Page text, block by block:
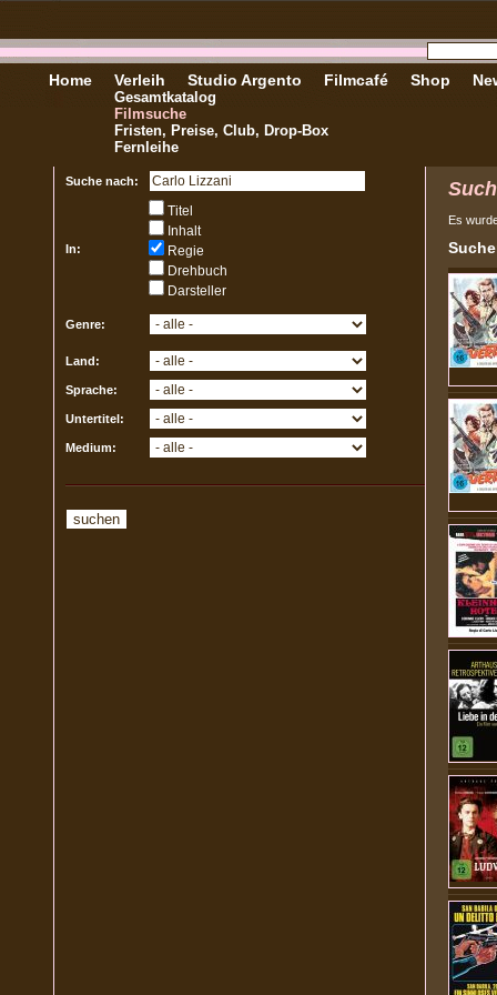
Home Verleih
Gesamtkatalog
Filmsuche
Fristen, Preise, Club, Drop-Box
Fernleihe
Studio Argento Filmcafé Shop
Suche nach:
In:
Titel
Inhalt
Regie
Drehbuch
Darsteller
Genre:
Land:
Sprache:
Untertitel:
Medium:
Es